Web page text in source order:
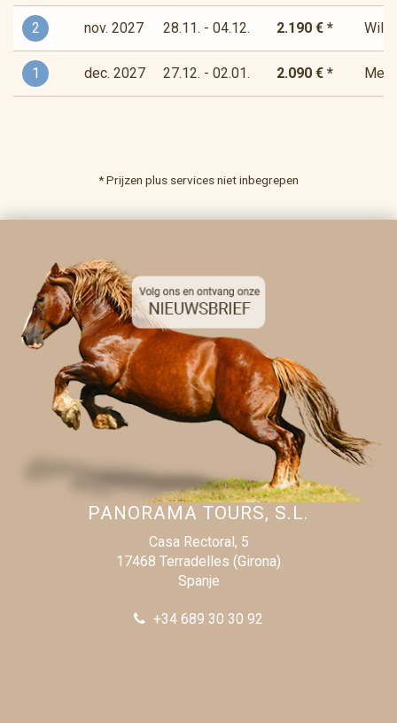
2 nov. 2027 28.11. - 04.12. 2.190 € *
1 dec. 2027 27.12. - 02.01. 2.090 € *
* Prijzen plus services niet inbegrepen
PANORAMA TOURS, S.L.
Casa Rectoral, 5
17468 Terradelles (Girona)
Spanje
+34 689 30 30 92